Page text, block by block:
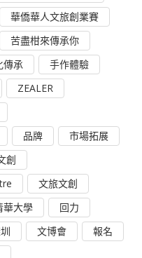
華僑華人文旅創業賽
苦盡柑來傳承你
傳承
手作體驗
ZEALER
品牌
市場拓展
創
文旅文創
華大學
回力
文博會
報名